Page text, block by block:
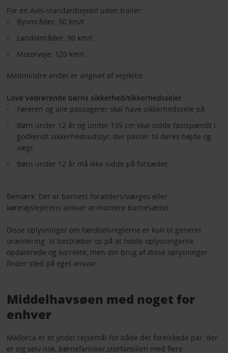
For en Avis-standardlejebil uden trailer:
Byområder: 50 km/t
Landområder: 90 km/t
Motorveje: 120 km/t
Medmindre andet er angivet af vejskilte.
Love vedrørende børns sikkerhed/sikkerhedsseler
Føreren og alle passagerer skal have sikkerhedssele på
Børn under 12 år og under 135 cm skal sidde fastspændt i
godkendt sikkerhedsudstyr, der passer til deres højde og
vægt
Børn under 12 år må ikke sidde på forsædet
Bemærk: Det er barnets forælders/værges eller
køretøjslejerens ansvar at montere barnesædet.
Disse oplysninger om færdselsreglerne er kun til generel
orientering. Vi bestræber os på at holde oplysningerne
opdaterede og korrekte, men din brug af disse oplysninger
finder sted på eget ansvar.
Middelhavsøen med noget for
enhver
Mallorca er et yndet rejsemål for både det forelskede par, der
er sig selv nok, børnefamilier,storfamilien med flere